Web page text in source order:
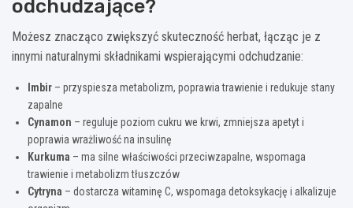
odchudzające?
Możesz znacząco zwiększyć skuteczność herbat, łącząc je z
innymi naturalnymi składnikami wspierającymi odchudzanie:
Imbir – przyspiesza metabolizm, poprawia trawienie i redukuje stany
zapalne
Cynamon – reguluje poziom cukru we krwi, zmniejsza apetyt i
poprawia wrażliwość na insulinę
Kurkuma – ma silne właściwości przeciwzapalne, wspomaga
trawienie i metabolizm tłuszczów
Cytryna – dostarcza witaminę C, wspomaga detoksykację i alkalizuje